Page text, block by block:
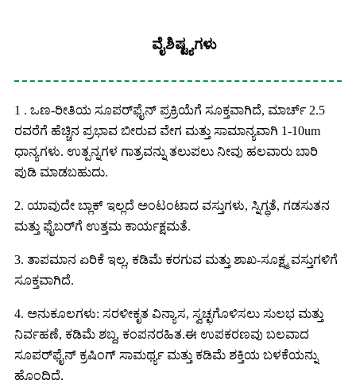
ವೈಶಿಷ್ಟ್ಯಗಳು
1 . ಒಣ-ರೀತಿಯ ಸೂಪರ್‌ಫೈನ್ ಪ್ರಕ್ರಿಯೆಗೆ ಸೂಕ್ತವಾಗಿದೆ, ಮಾರ್ಚ್ 2.5
ರವರೆಗೆ ಹೆಚ್ಚಿನ ಪ್ರಭಾವ ಬೀರುವ ವೇಗ ಮತ್ತು ಸಾಮಾನ್ಯವಾಗಿ 1-10um
ಧಾನ್ಯಗಳು. ಉತ್ಪನ್ನಗಳ ಗಾತ್ರವನ್ನು ತಲುಪಲು ನೀವು ಹಲವಾರು ಬಾರಿ
ಪುಡಿ ಮಾಡಬಹುದು.
2. ಯಾವುದೇ ಬ್ಲಾಕ್ ಇಲ್ಲದೆ ಅಂಟಂಟಾದ ವಸ್ತುಗಳು, ಸ್ನಿಗ್ಧತೆ, ಗಡಸುತನ
ಮತ್ತು ಫೈಬರ್‌ಗೆ ಉತ್ತಮ ಕಾರ್ಯಕ್ಷಮತೆ.
3. ತಾಪಮಾನ ಏರಿಕೆ ಇಲ್ಲ, ಕಡಿಮೆ ಕರಗುವ ಮತ್ತು ಶಾಖ-ಸೂಕ್ಷ್ಮ ವಸ್ತುಗಳಿಗೆ
ಸೂಕ್ತವಾಗಿದೆ.
4. ಅನುಕೂಲಗಳು: ಸರಳೀಕೃತ ವಿನ್ಯಾಸ, ಸ್ವಚ್ಛಗೊಳಿಸಲು ಸುಲಭ ಮತ್ತು
ನಿರ್ವಹಣೆ, ಕಡಿಮೆ ಶಬ್ದ, ಕಂಪನರಹಿತ.ಈ ಉಪಕರಣವು ಬಲವಾದ
ಸೂಪರ್‌ಫೈನ್ ಕ್ರಷಿಂಗ್ ಸಾಮರ್ಥ್ಯ ಮತ್ತು ಕಡಿಮೆ ಶಕ್ತಿಯ ಬಳಕೆಯನ್ನು
ಹೊಂದಿದೆ.